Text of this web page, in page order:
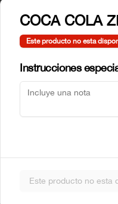
$5.990
COCA COLA
Este producto no esta
Instrucciones
Este producto no esta